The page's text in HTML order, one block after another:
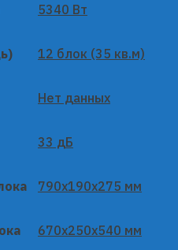
5340 Вт
12 блок (35 кв.м)
Нет данных
33 дБ
790x190x275 мм
670x250x540 мм